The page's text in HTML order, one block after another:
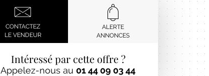
CONTACTEZ
LE VENDEUR
ALERTE
ANNONCES
Intéressé par cette offre ?
Appelez-nous au 01 44 09 03 44